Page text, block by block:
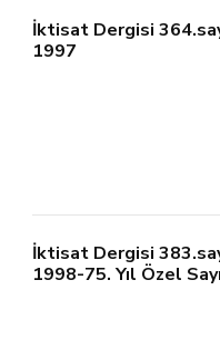
İktisat Dergisi
1997
İktisat Dergisi
1998-75. Yıl Özel Sayı